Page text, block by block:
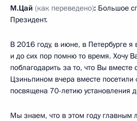
М.Цай (как переведено): Большое
Президент.
В 2016 году, в июне, в Петербурге я
и до сих пор помню то время. Хочу
поблагодарить за то, что Вы
Цзиньпином вчера вместе посетили
посвящена 70-летию установления
Мы знаем, что в этом году главным